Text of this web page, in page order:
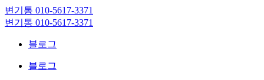
Skip
to
content
변기통 010-5617-3371
변
변기통 010-5617-3371
블로그
블로그